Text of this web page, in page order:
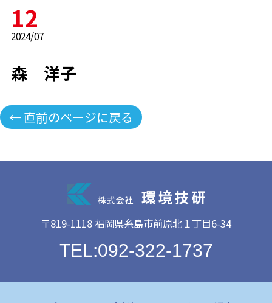
12
2024/07
森 洋子
← 直前のページに戻る
〒819-1118 福岡県糸島市前原北１丁目6-34
TEL:092-322-1737